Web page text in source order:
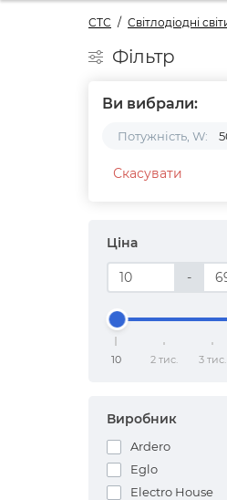
СТС Світлодіодні
Фільтр
Ви вибрали:
Потужність, W:
Скасувати
Ціна
-
10 2 тис. 3 тис.
Виробник
Ardero
Eglo
Electro House